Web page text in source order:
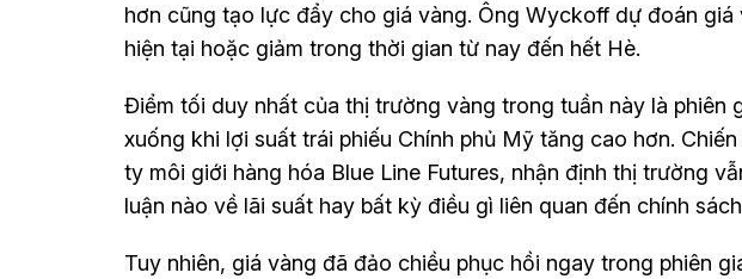
hơn cũng tạo lực đẩy cho giá vàng. Ông Wyckoff dự đoán
hiện tại hoặc giảm trong thời gian từ nay đến hết Hè.
Điểm tối duy nhất của thị trường vàng trong tuần này là phiên
xuống khi lợi suất trái phiếu Chính phủ Mỹ tăng cao hơn.
ty môi giới hàng hóa Blue Line Futures, nhận định thị trường
luận nào về lãi suất hay bất kỳ điều gì liên quan đến chính
Tuy nhiên, giá vàng đã đảo chiều phục hồi ngay trong phiên